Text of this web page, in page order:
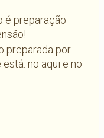
é preparação
preparada por
no aqui e no